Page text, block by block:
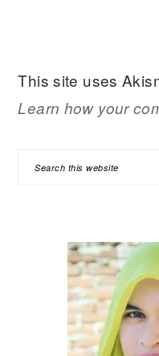
This site uses
Learn how your
Search